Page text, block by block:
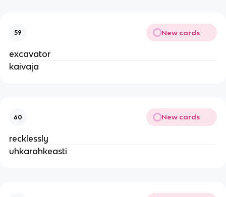
59 New cards
excavator
kaivaja
60 New cards
recklessly
uhkarohkeasti